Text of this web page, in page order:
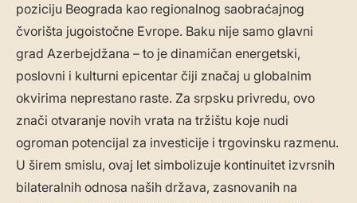
poziciju Beograda kao regionalnog saobraćajnog
čvorišta jugoistočne Evrope. Baku nije samo glavni
grad Azerbejdžana – to je dinamičan energetski,
poslovni i kulturni epicentar čiji značaj u globalnim
okvirima neprestano raste. Za srpsku privredu, ovo
znači otvaranje novih vrata na tržištu koje nudi
ogroman potencijal za investicije i trgovinsku razmenu.
U širem smislu, ovaj let simbolizuje kontinuitet izvrsnih
bilateralnih odnosa naših država, zasnovanih na